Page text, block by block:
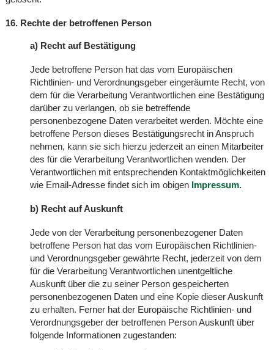
16. Rechte der betroffenen Person
a) Recht auf Bestätigung
Jede betroffene Person hat das vom Europäischen
Richtlinien- und Verordnungsgeber eingeräumte Recht, von
dem für die Verarbeitung Verantwortlichen eine Bestätigung
darüber zu verlangen, ob sie betreffende
personenbezogene Daten verarbeitet werden. Möchte eine
betroffene Person dieses Bestätigungsrecht in Anspruch
nehmen, kann sie sich hierzu jederzeit an einen Mitarbeiter
des für die Verarbeitung Verantwortlichen wenden. Der
Verantwortlichen mit entsprechenden Kontaktmöglichkeiten
wie Email-Adresse findet sich im obigen Impressum.
b) Recht auf Auskunft
Jede von der Verarbeitung personenbezogener Daten
betroffene Person hat das vom Europäischen Richtlinien-
und Verordnungsgeber gewährte Recht, jederzeit von dem
für die Verarbeitung Verantwortlichen unentgeltliche
Auskunft über die zu seiner Person gespeicherten
personenbezogenen Daten und eine Kopie dieser Auskunft
zu erhalten. Ferner hat der Europäische Richtlinien- und
Verordnungsgeber der betroffenen Person Auskunft über
folgende Informationen zugestanden: